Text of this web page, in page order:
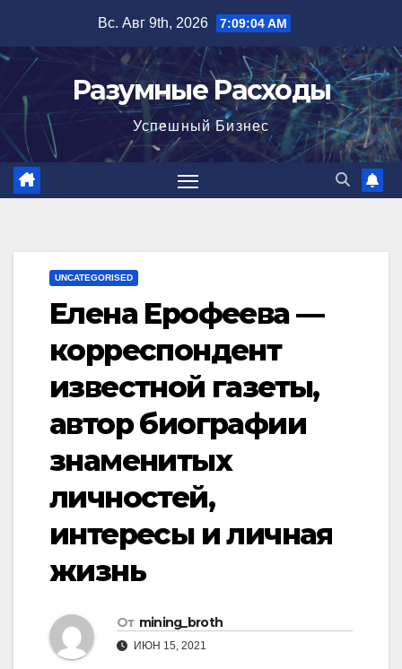
содержимому
Вс. Авг 9th, 2026 7:09:05 AM
Разумные Расходы
Успешный Бизнес
UNCATEGORISED
Елена Ерофеева —
корреспондент
известной газеты,
автор биографии
знаменитых
личностей,
интересы и личная
жизнь
От mining_broth
ИЮН 15, 2021